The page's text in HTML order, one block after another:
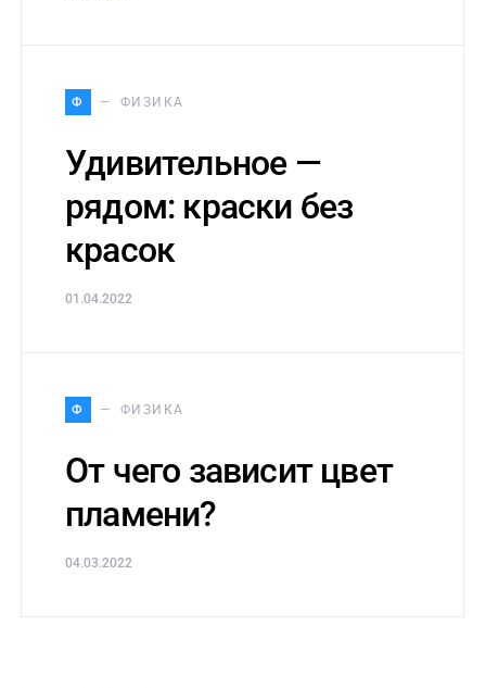
Ф ФИЗИКА
Удивительное —
рядом: краски без
красок
01.04.2022
Ф ФИЗИКА
От чего зависит цвет
пламени?
04.03.2022